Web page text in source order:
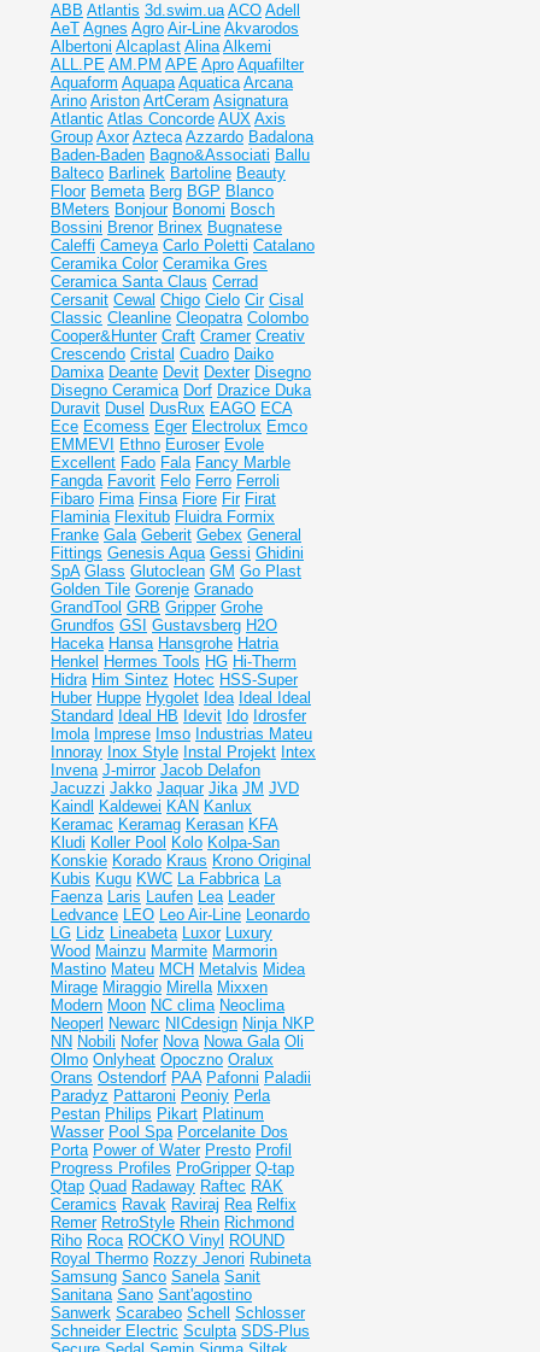
ABB Atlantis 3d.swim.ua ACO Adell
AeT Agnes Agro Air-Line Akvarodos
Albertoni Alcaplast Alina Alkemi
ALL.PE AM.PM APE Apro Aquafilter
Aquaform Aquapa Aquatica Arcana
Arino Ariston ArtCeram Asignatura
Atlantic Atlas Concorde AUX Axis
Group Axor Azteca Azzardo Badalona
Baden-Baden Bagno&Associati Ballu
Balteco Barlinek Bartoline Beauty
Floor Bemeta Berg BGP Blanco
BMeters Bonjour Bonomi Bosch
Bossini Brenor Brinex Bugnatese
Caleffi Cameya Carlo Poletti Catalano
Ceramika Color Ceramika Gres
Ceramiсa Santa Claus Cerrad
Cersanit Cewal Chigo Cielo Cir Cisal
Classic Cleanline Cleopatra Colombo
Cooper&Hunter Craft Cramer Creativ
Crescendo Cristal Cuadro Daiko
Damixa Deante Devit Dexter Disegno
Disegno Ceramica Dorf Drazice Duka
Duravit Dusel DusRux EAGO ECA
Ece Ecomess Eger Electrolux Emco
EMMEVI
Ethno Euroser Evole
Excellent Fado Fala Fancy Marble
Fangda Favorit Felo Ferro Ferroli
Fibaro Fima Finsa Fiore Fir Firat
Flaminia Flexitub Fluidra Formix
Franke Gala Geberit Gebex General
Fittings Genesis Aqua Gessi Ghidini
SpA Glass Glutoclean GM Go Plast
Golden Tile Gorenje Granado
GrandTool GRB Gripper Grohe
Grundfos GSI Gustavsberg H2O
Haceka Hansa Hansgrohe Hatria
Henkel Hermes Tools HG Hi-Therm
Hidra Him Sintez Hotec HSS-Super
Huber Huppe Hygolet Idea Ideal
Ideal
Standard Ideal НВ Idevit Ido Idrosfer
Imola Imprese Imso Industrias Mateu
Innoray Inox Style Instal Projekt Intex
Invena J-mirror Jacob Delafon
Jacuzzi Jakko Jaquar Jika JM JVD
Kaindl
Kaldewei KAN Kanlux
Keramac Keramag Kerasan KFA
Kludi Koller Pool Kolo Kolpa-San
Konskie Korado Kraus Krono Original
Kubis Kugu KWC La Fabbrica La
Faenza Laris Laufen Lea Leader
Ledvance LEO Leo Air-Line Leonardo
LG Lidz Lineabeta Luxor Luxury
Wood Mainzu Marmite Marmorin
Mastino Mateu MCH Metalvis Midea
Mirage Miraggio Mirella Mixxen
Modern Moon NC clima Neoclima
Neoperl Newarc NICdesign Ninja NKP
NN Nobili Nofer Nova Nowa Gala Oli
Olmo Onlyheat Opoczno Oralux
Orans Ostendorf PAA Pafonni Paladii
Paradyz Pattaroni Peoniy Perla
Pestan Philips Pikart Platinum
Wasser Pool Spa Porcelanite Dos
Porta Power of Water Presto Profil
Progress Profiles ProGripper Q-tap
Qtap Quad Radaway Raftec RAK
Ceramics Ravak Raviraj Rea Relfix
Remer RetroStyle Rhein Richmond
Riho Roca ROCKO Vinyl ROUND
Royal Thermo Rozzy Jenori Rubineta
Samsung Sanco Sanela Sanit
Sanitana Sano Sant'agostino
Sanwerk Scarabeo Schell
Schlosser
Schneider Electric Sculpta SDS-Plus